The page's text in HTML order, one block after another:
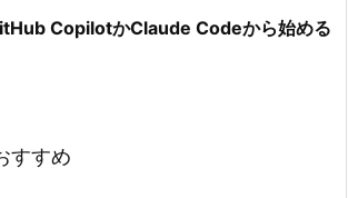
CopilotかClaude Codeから始める
すすめ